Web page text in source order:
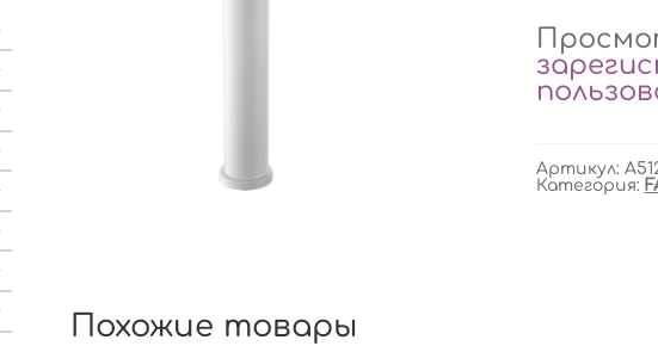
Артикул:
Категория:
Похожие товары